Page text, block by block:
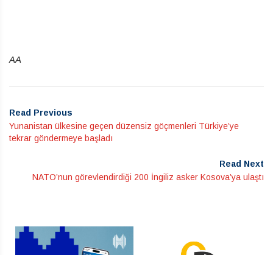
AA
Read Previous
Yunanistan ülkesine geçen düzensiz göçmenleri Türkiye’ye
tekrar göndermeye başladı
Read Next
NATO’nun görevlendirdiği 200 İngiliz asker Kosova’ya ulaştı